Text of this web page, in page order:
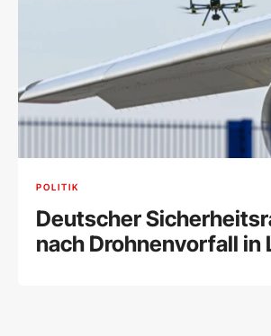
POLITIK
Deutscher
nach Drohnenvorfall in